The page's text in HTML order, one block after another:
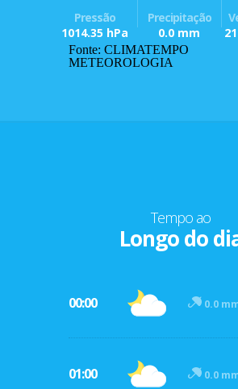
Pressão
1014.35 hPa
Precipitação
0.0 mm
Fonte: CLIMATEMPO
METEOROLOGIA
Tempo ao
Longo do
00:00 0.0
01:00 0.0